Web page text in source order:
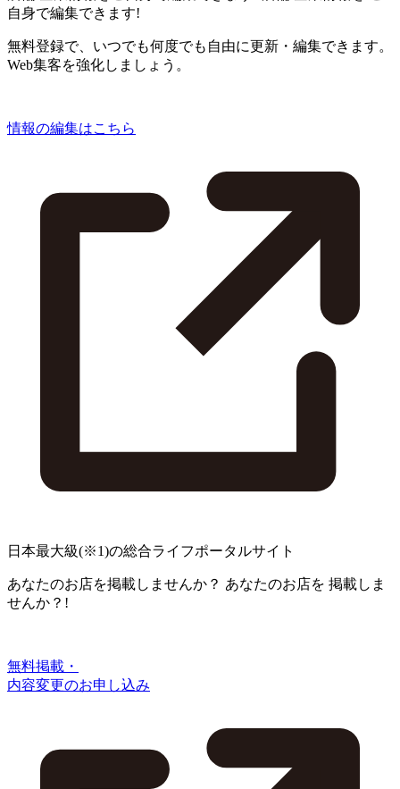
自身で編集できます!
無料登録で、いつでも何度でも自由に更新・編集できます。
Web集客を強化しましょう。
情報の編集はこちら
日本最大級(※1)の総合ライフポータルサイト
あなたのお店を掲載しませんか？ あなたのお店を 掲載しま
せんか？!
無料掲載・
内容変更のお申し込み